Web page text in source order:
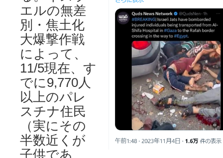
エルの無差
別・焦土化
大爆撃作戦
によって、
11/5現在、す
でに9,770人
以上のパレ
スチナ住民
（実にその
半数近くが
子供であ